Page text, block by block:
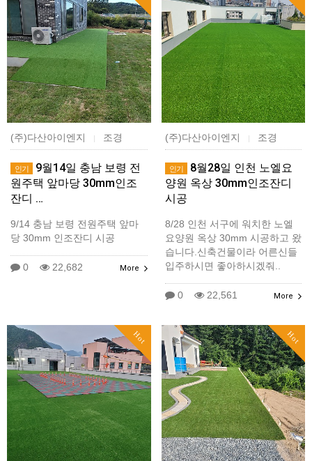
(주)다산아이엔지 | 조경
인기
9월14일 충남 보령 전
원주택 앞마당 30mm인조
잔디 …
9/14 충남 보령 전원주택 앞마
당 30mm 인조잔디 시공
0 22,682 More
(주)다산아이엔지 | 조경
인기
8월28일 인천 노엘요
양원 옥상 30mm인조잔디
시공
8/28 인천 서구에 워치한 노엘
요양원 옥상 30mm 시공하고 왔
습니다.신축건물이라 어른신들
입주하시면 좋아하시겠줘..
0 22,561 More
Hot Hot